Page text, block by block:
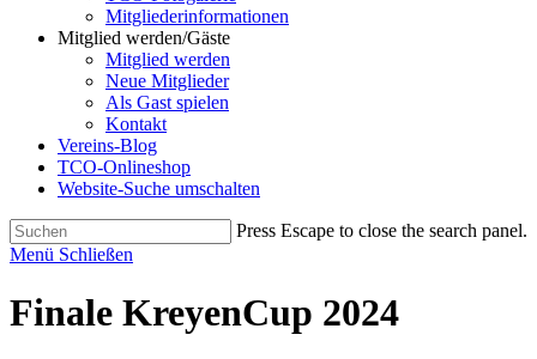
Mitgliederinformationen
Mitglied werden/Gäste
Mitglied werden
Neue Mitglieder
Als Gast spielen
Kontakt
Vereins-Blog
TCO-Onlineshop
Website-Suche umschalten
Press Escape to close the search panel.
Menü Schließen
Finale KreyenCup 2024